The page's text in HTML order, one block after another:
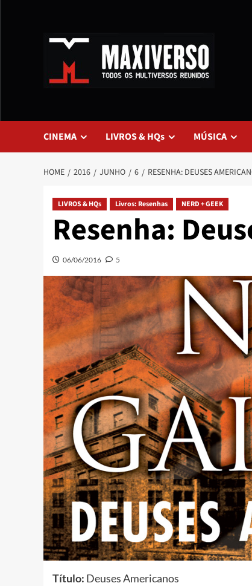
CINEMA LIVROS & HQs MÚSICA
HOME 2016 JUNHO 6 RESENHA: DEUSES
LIVROS & HQs Livros: Resenhas NERD + GEEK
Resenha:
06/06/2016 5
Título: Deuses Americanos